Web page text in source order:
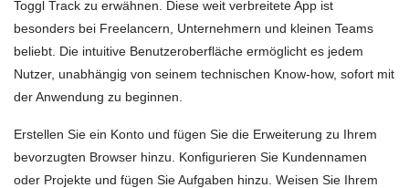
Toggl Track zu erwähnen. Diese weit verbreitete App ist
besonders bei Freelancern, Unternehmern und kleinen Teams
beliebt. Die intuitive Benutzeroberfläche ermöglicht es jedem
Nutzer, unabhängig von seinem technischen Know-how, sofort mit
der Anwendung zu beginnen.
Erstellen Sie ein Konto und fügen Sie die Erweiterung zu Ihrem
bevorzugten Browser hinzu. Konfigurieren Sie Kundennamen
oder Projekte und fügen Sie Aufgaben hinzu. Weisen Sie Ihrem